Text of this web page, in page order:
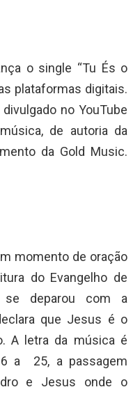
o single “Tu És o
plataformas digitais.
no YouTube
de autoria da
da Gold Music.
momento de oração
do Evangelho de
se deparou com a
que Jesus é o
A letra da música é
a 25, a passagem
e Jesus onde o